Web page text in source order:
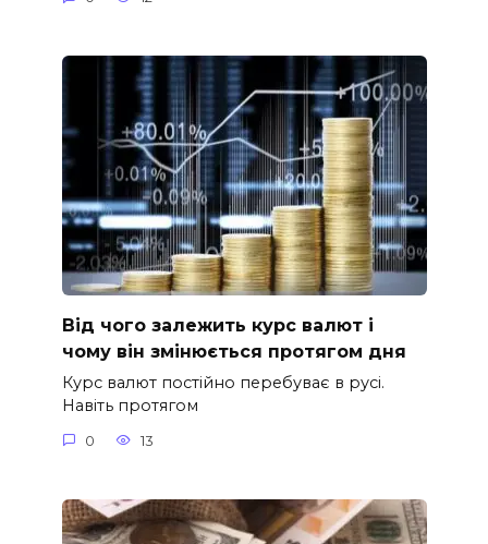
Від чого залежить курс валют і
чому він змінюється протягом дня
Курс валют постійно перебуває в русі.
Навіть протягом
0 13